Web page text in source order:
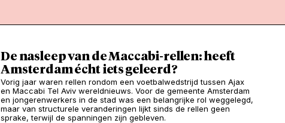
De nasleep van de Maccabi-rellen: heeft
Amsterdam écht iets geleerd?
Vorig jaar waren rellen rondom een voetbalwedstrijd tussen Ajax
en Maccabi Tel Aviv wereldnieuws. Voor de gemeente Amsterdam
en jongerenwerkers in de stad was een belangrijke rol weggelegd,
maar van structurele veranderingen lijkt sinds de rellen geen
sprake, terwijl de spanningen zijn gebleven.